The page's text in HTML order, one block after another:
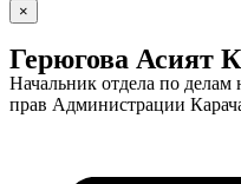
×
Герюгова Асият
Начальник отдела по
прав Администрации